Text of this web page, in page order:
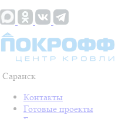
Саранск
Контакты
Готовые проекты